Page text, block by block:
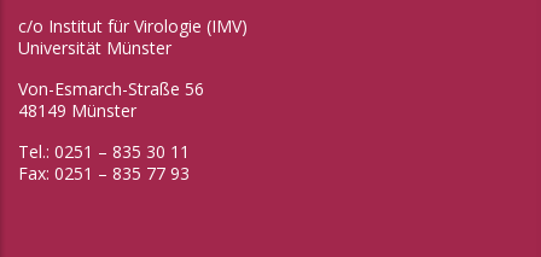
c/o Institut für Virologie (IMV)
Universität Münster
Von-Esmarch-Straße 56
48149 Münster
Tel.: 0251 – 835 30 11
Fax: 0251 – 835 77 93